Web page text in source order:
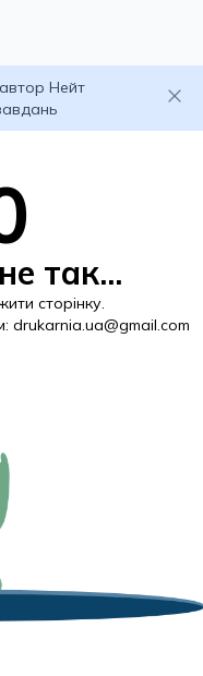
Нейт
так...
сторінку.
drukarnia.ua@gmail.com